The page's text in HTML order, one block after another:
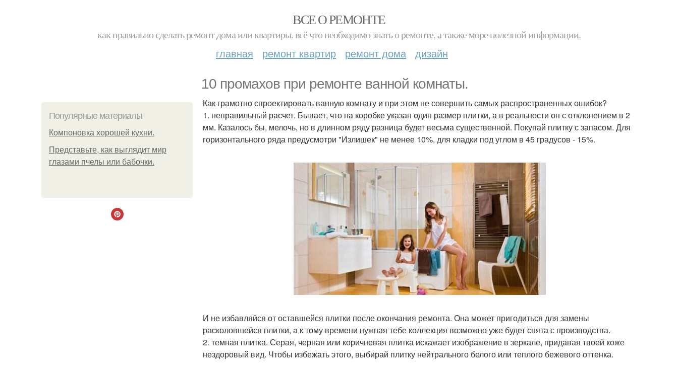
ВСЕ О РЕМОНТЕ
как правильно сделать ремонт дома или квартиры. всё что необходимо знать о ремонте, а также море полезной информации.
главная ремонт квартир ремонт дома дизайн
10 промахов при ремонте ванной комнаты.
Популярные материалы
Компоновка хорошей кухни.
Представьте, как выглядит мир
глазами пчелы или бабочки.
Как грамотно спроектировать ванную комнату и при этом не совершить самых распространенных ошибок?
1. неправильный расчет. Бывает, что на коробке указан один размер плитки, а в реальности он с отклонением в 2
мм. Казалось бы, мелочь, но в длинном ряду разница будет весьма существенной. Покупай плитку с запасом. Для
горизонтального ряда предусмотри "Излишек" не менее 10%, для кладки под углом в 45 градусов - 15%.
И не избавляйся от оставшейся плитки после окончания ремонта. Она может пригодиться для замены
расколовшейся плитки, а к тому времени нужная тебе коллекция возможно уже будет снята с производства.
2. темная плитка. Серая, черная или коричневая плитка искажает изображение в зеркале, придавая твоей коже
нездоровый вид. Чтобы избежать этого, выбирай плитку нейтрального белого или теплого бежевого оттенка.